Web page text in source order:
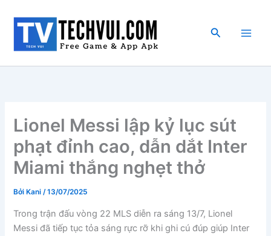
dung
Tìm
Lionel Messi lập kỷ lục sút
phạt đỉnh cao, dẫn dắt Inter
Miami thắng nghẹt thở
Bởi Kani/13/07/2025
Trong trận đấu vòng 22 MLS diễn ra sáng 13/7, Lionel
Messi đã tiếp tục tỏa sáng rực rỡ khi ghi cú đúp giúp Inter